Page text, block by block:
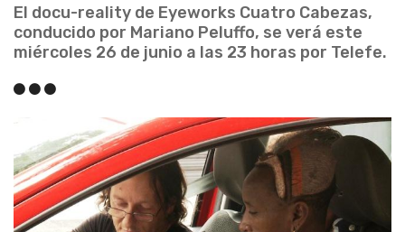
El docu-reality de Eyeworks Cuatro Cabezas,
conducido por Mariano Peluffo, se verá este
miércoles 26 de junio a las 23 horas por Telefe.